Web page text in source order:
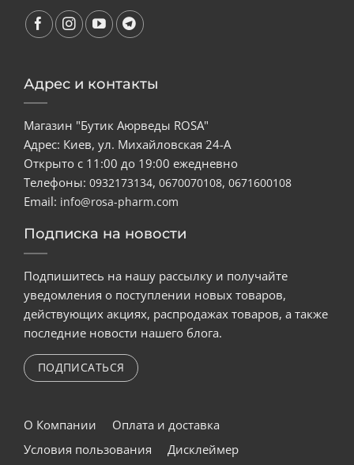
Адрес и контакты
Магазин "Бутик Аюрведы ROSA"
Адрес: Киев, ул. Михайловская 24-А
Открыто с 11:00 до 19:00 ежедневно
Телефоны: 0932173134, 0670070108, 0671600108
Email: info@rosa-pharm.com
Подписка на новости
Подпишитесь на нашу рассылку и получайте
уведомления о поступлении новых товаров,
действующих акциях, распродажах товаров, а также
последние новости нашего блога.
ПОДПИСАТЬСЯ
О Компании
Оплата и доставка
Условия пользования
Дисклеймер